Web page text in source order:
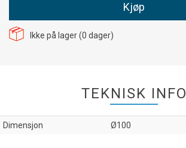
Kjøp
Ikke på lager (0 dager)
TEKNISK INFO
Dimensjon Ø100